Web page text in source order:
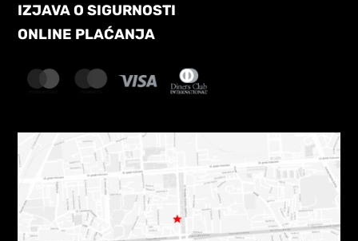
IZJAVA O SIGURNOSTI
ONLINE PLAĆANJA